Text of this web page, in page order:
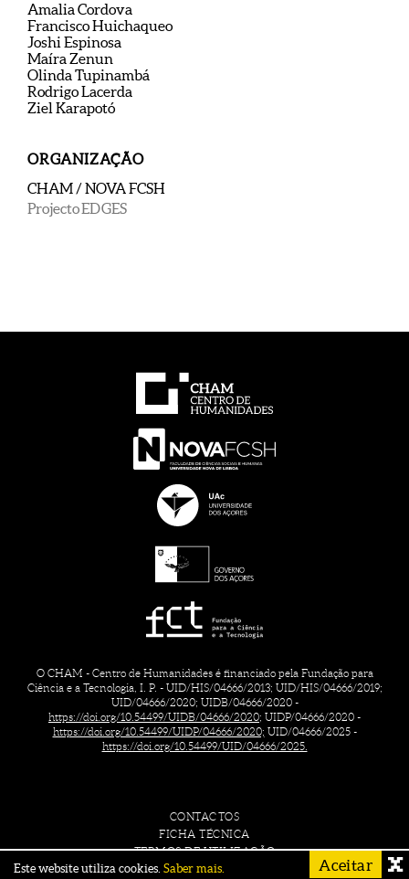
Amalia Cordova
Francisco Huichaqueo
Joshi Espinosa
Maíra Zenun
Olinda Tupinambá
Rodrigo Lacerda
Ziel Karapotó
ORGANIZAÇÃO
CHAM / NOVA FCSH
Projecto EDGES
O CHAM - Centro de Humanidades é financiado pela Fundação para
Ciência e a Tecnologia, I. P. - UID/HIS/04666/2013; UID/HIS/04666/2019;
UID/04666/2020; UIDB/04666/2020 -
https://doi.org/10.54499/UIDB/04666/2020; UIDP/04666/2020 -
https://doi.org/10.54499/UIDP/04666/2020; UID/04666/2025 -
https://doi.org/10.54499/UID/04666/2025.
CONTACTOS
FICHA TÉCNICA
TERMOS DE UTILIZAÇÃO
Este website utiliza cookies. Saber mais. Aceitar